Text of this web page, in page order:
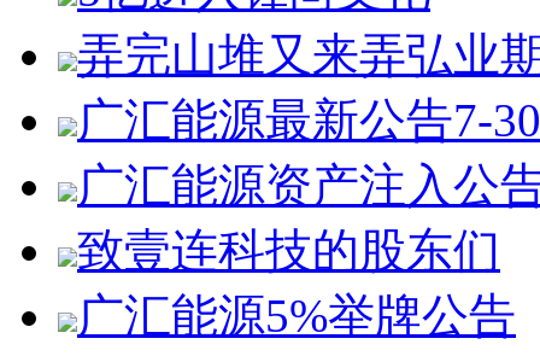
弄完山堆又来弄弘业
广汇能源最新公告7-30
广汇能源资产注入公
致壹连科技的股东们
广汇能源5%举牌公告